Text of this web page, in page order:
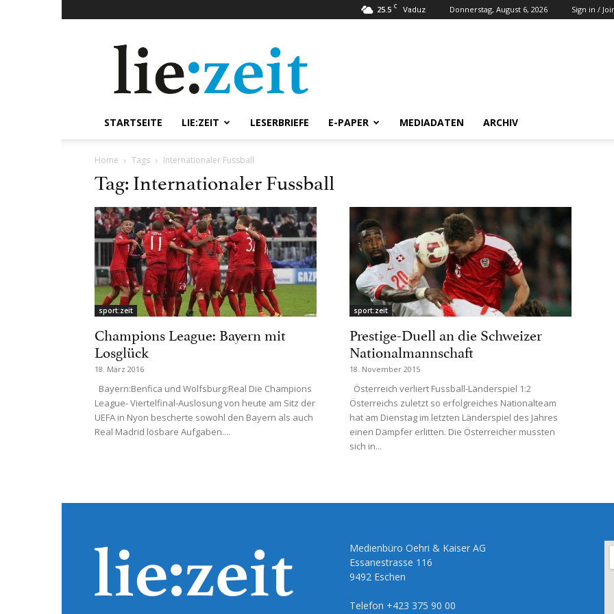
25.5 C Vaduz Donnerstag, August 6, 2026 Sign in /
STARTSEITE LIE:ZEIT LESERBRIEFE E-PAPER MEDIADATEN ARCHIV
Home Tags Internationaler Fussball
Tag: Internationaler Fussball
sport:zeit
Champions League: Bayern mit
Losglück
18. März 2016
Bayern:Benfica und Wolfsburg:Real Die Champions
League- Viertelfinal-Auslosung von heute am Sitz der
UEFA in Nyon bescherte sowohl den Bayern als auch
Real Madrid lösbare Aufgaben....
sport:zeit
Prestige-Duell an die Schweizer
Nationalmannschaft
18. November 2015
Österreich verliert Fussball-Länderspiel 1:2
Österreichs zuletzt so erfolgreiches Nationalteam
hat am Dienstag im letzten Länderspiel des Jahres
einen Dämpfer erlitten. Die Österreicher mussten
sich in...
Medienbüro Oehri & Kaiser AG
Essanestrasse 116
9492 Eschen
Telefon +423 375 90 00